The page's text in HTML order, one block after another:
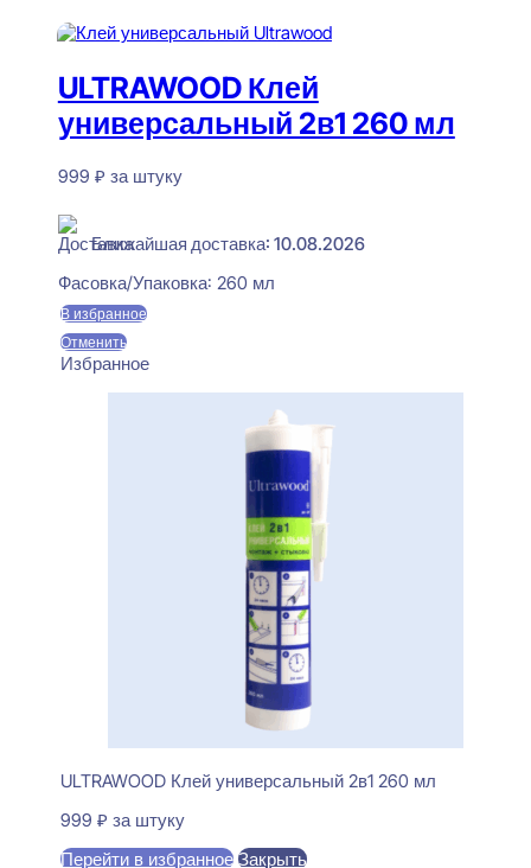
ULTRAWOOD Клей
универсальный 2в1 260 мл
999 ₽ за штуку
Ближайшая доставка: 10.08.2026
Фасовка/Упаковка: 260 мл
В избранное
Отменить
Избранное
ULTRAWOOD Клей универсальный 2в1 260 мл
999 ₽ за штуку
Перейти в избранное Закрыть